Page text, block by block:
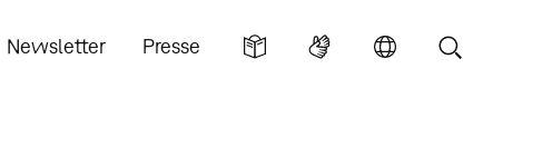
Newsletter Presse